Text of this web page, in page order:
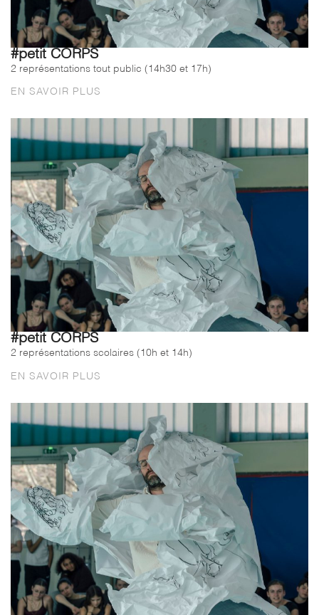
#petit CORPS
2 représentations tout public (14h30 et 17h)
EN SAVOIR PLUS
#petit CORPS
2 représentations scolaires (10h et 14h)
EN SAVOIR PLUS